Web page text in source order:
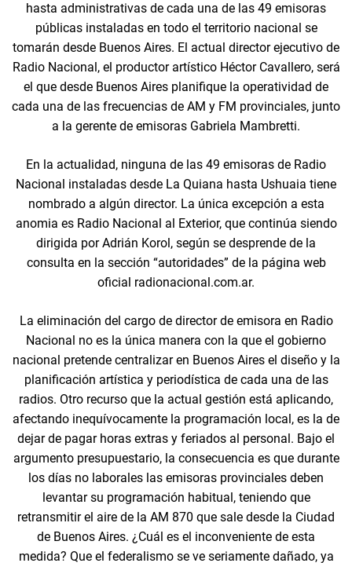
hasta administrativas de cada una de las 49 emisoras
públicas instaladas en todo el territorio nacional se
tomarán desde Buenos Aires. El actual director ejecutivo de
Radio Nacional, el productor artístico Héctor Cavallero, será
el que desde Buenos Aires planifique la operatividad de
cada una de las frecuencias de AM y FM provinciales, junto
a la gerente de emisoras Gabriela Mambretti.
En la actualidad, ninguna de las 49 emisoras de Radio
Nacional instaladas desde La Quiana hasta Ushuaia tiene
nombrado a algún director. La única excepción a esta
anomia es Radio Nacional al Exterior, que continúa siendo
dirigida por Adrián Korol, según se desprende de la
consulta en la sección “autoridades” de la página web
oficial radionacional.com.ar.
La eliminación del cargo de director de emisora en Radio
Nacional no es la única manera con la que el gobierno
nacional pretende centralizar en Buenos Aires el diseño y la
planificación artística y periodística de cada una de las
radios. Otro recurso que la actual gestión está aplicando,
afectando inequívocamente la programación local, es la de
dejar de pagar horas extras y feriados al personal. Bajo el
argumento presupuestario, la consecuencia es que durante
los días no laborales las emisoras provinciales deben
levantar su programación habitual, teniendo que
retransmitir el aire de la AM 870 que sale desde la Ciudad
de Buenos Aires. ¿Cuál es el inconveniente de esta
medida? Que el federalismo se ve seriamente dañado, ya